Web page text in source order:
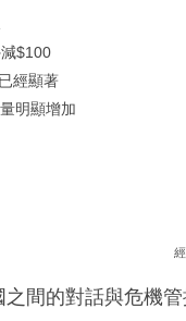
$100
經顯著
明顯增加
間的對話與危機